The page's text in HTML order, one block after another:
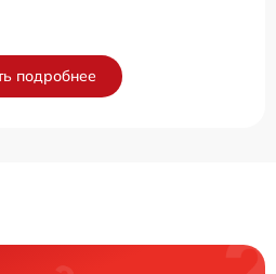
подробнее